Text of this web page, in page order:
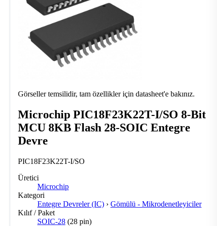
Görseller temsilidir, tam özellikler için datasheet'e bakınız.
Microchip PIC18F23K22T-I/SO 8-Bit
MCU 8KB Flash 28-SOIC Entegre
Devre
PIC18F23K22T-I/SO
Üretici
Microchip
Kategori
Entegre Devreler (IC) › Gömülü - Mikrodenetleyiciler
Kılıf / Paket
SOIC-28 (28 pin)